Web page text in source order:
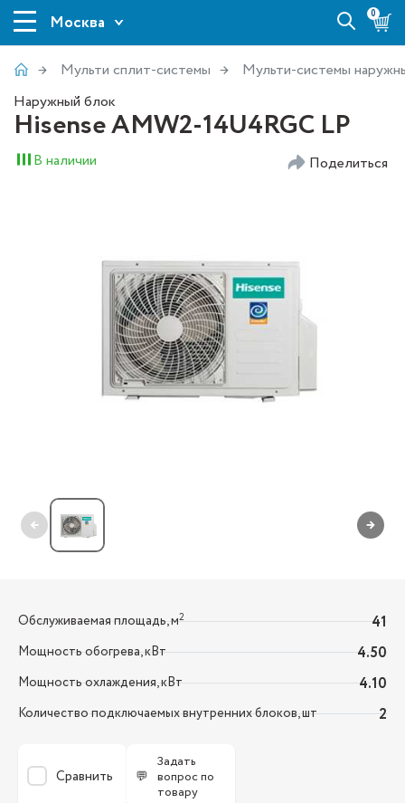
Москва 0
Мульти сплит-системы
Мульти-системы
Наружный блок
Hisense AMW2-14U4RGC LP
В наличии Поделиться
← →
Обслуживаемая площадь, м2 41
Мощность обогрева, кВт 4.50
Мощность охлаждения, кВт 4.10
Количество подключаемых внутренних блоков, шт 2
Сравнить 💬
Задать
вопрос по
товару